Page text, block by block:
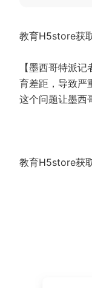
教育H5store获
【墨西哥特派
育差距，导致严
这个问题让墨西
教育H5store获